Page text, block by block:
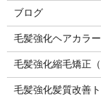
ブログ
毛髪強化ヘアカラー
毛髪強化縮毛矯正
毛髪強化髪質改善